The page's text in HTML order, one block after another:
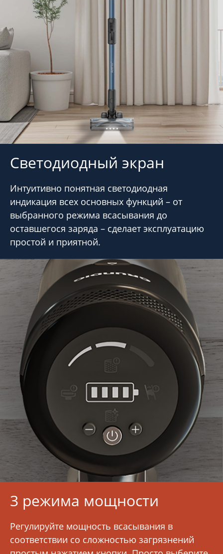
Светодиодный экран
Интуитивно понятная светодиодная
индикация всех основных функций – от
выбранного режима всасывания до
оставшегося заряда – сделает эксплуатацию
простой и приятной.
3 режима мощности
Регулируйте мощность всасывания в
соответствии со сложностью загрязнений